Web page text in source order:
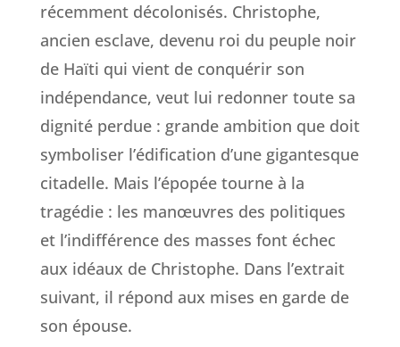
récemment décolonisés. Christophe,
ancien esclave, devenu roi du peuple noir
de Haïti qui vient de conquérir son
indépendance, veut lui redonner toute sa
dignité perdue : grande ambition que doit
symboliser l’édification d’une gigantesque
citadelle. Mais l’épopée tourne à la
tragédie : les manœuvres des politiques
et l’indifférence des masses font échec
aux idéaux de Christophe. Dans l’extrait
suivant, il répond aux mises en garde de
son épouse.